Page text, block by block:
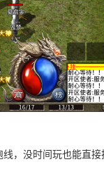
，没时间玩也能直